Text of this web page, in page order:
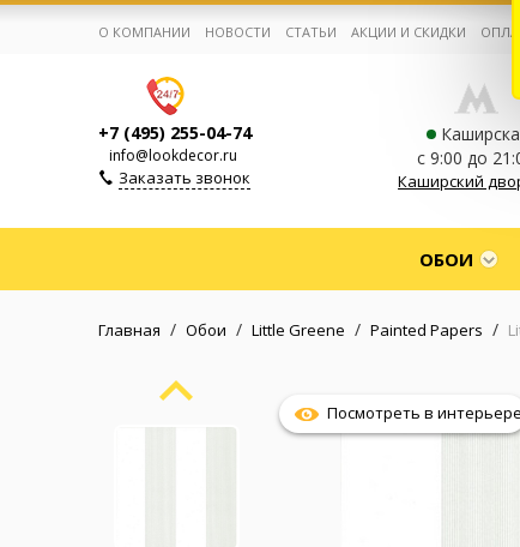
Корзина:0
Избранное:0 товаров
Каталог
О КОМПАНИИ НОВОСТИ СТАТЬИ АКЦИИ И СКИДКИ
+7 (495) 255-04-74
info@lookdecor.ru
Заказать звонок
с 9:00 до
Каширский
ОБОИ
Главная / Обои / Little Greene / Painted Papers /
Посмотреть в интерьере